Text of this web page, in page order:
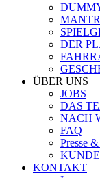
DER
ÜBER UNS
JOBS
DAS
NACH
FAQ
Presse
KONTAKT